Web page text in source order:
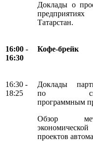
Доклады о
Татарстан.
16:00 -
16:30
Кофе-брейк
16:30 -
18:25
Доклады
по
программным
Обзор
проектов